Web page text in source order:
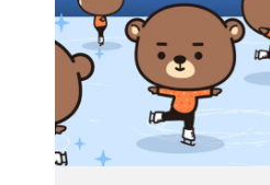
詳細はこちら